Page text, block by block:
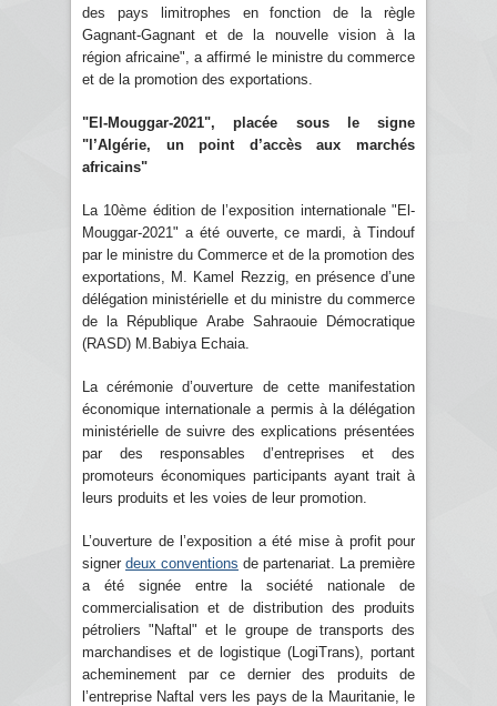
des pays limitrophes en fonction de la règle
Gagnant-Gagnant et de la nouvelle vision à la
région africaine", a affirmé le ministre du commerce
et de la promotion des exportations.
"El-Mouggar-2021", placée sous le signe
"l’Algérie, un point d’accès aux marchés
africains"
La 10ème édition de l’exposition internationale "El-
Mouggar-2021" a été ouverte, ce mardi, à Tindouf
par le ministre du Commerce et de la promotion des
exportations, M. Kamel Rezzig, en présence d’une
délégation ministérielle et du ministre du commerce
de la République Arabe Sahraouie Démocratique
(RASD) M.Babiya Echaia.
La cérémonie d’ouverture de cette manifestation
économique internationale a permis à la délégation
ministérielle de suivre des explications présentées
par des responsables d’entreprises et des
promoteurs économiques participants ayant trait à
leurs produits et les voies de leur promotion.
L’ouverture de l’exposition a été mise à profit pour
signer deux conventions de partenariat. La première
a été signée entre la société nationale de
commercialisation et de distribution des produits
pétroliers "Naftal" et le groupe de transports des
marchandises et de logistique (LogiTrans), portant
acheminement par ce dernier des produits de
l’entreprise Naftal vers les pays de la Mauritanie, le